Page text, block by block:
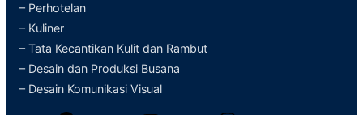
– Perhotelan
– Kuliner
– Tata Kecantikan Kulit dan Rambut
– Desain dan Produksi Busana
– Desain Komunikasi Visual